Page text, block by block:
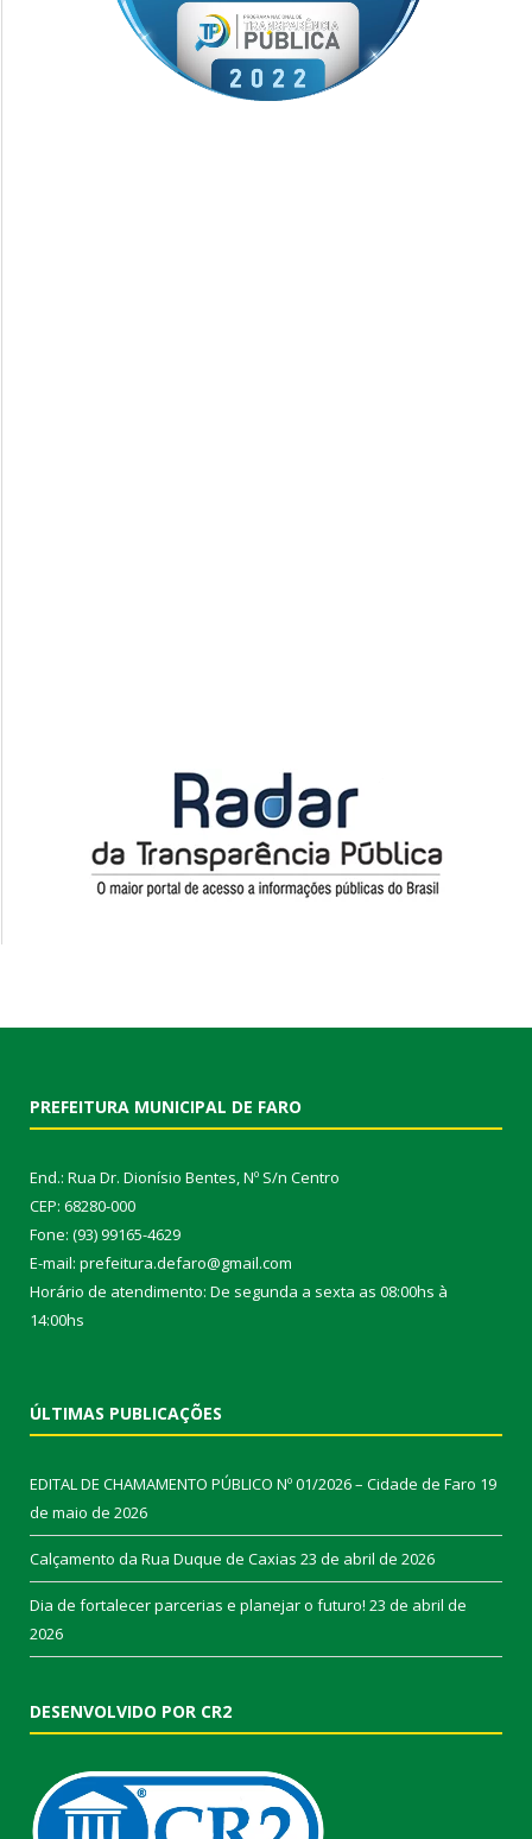
PREFEITURA MUNICIPAL DE FARO
End.: Rua Dr. Dionísio Bentes, Nº S/n Centro
CEP: 68280-000
Fone: (93) 99165-4629
E-mail: prefeitura.defaro@gmail.com
Horário de atendimento: De segunda a sexta as 08:00hs à
14:00hs
ÚLTIMAS PUBLICAÇÕES
EDITAL DE CHAMAMENTO PÚBLICO Nº 01/2026 – Cidade de Faro 19
de maio de 2026
Calçamento da Rua Duque de Caxias 23 de abril de 2026
Dia de fortalecer parcerias e planejar o futuro! 23 de abril de
2026
DESENVOLVIDO POR CR2